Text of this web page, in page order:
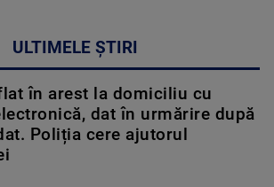
ULTIMELE ȘTIRI
în arest la domiciliu cu
dat în urmărire după
Poliția cere ajutorul